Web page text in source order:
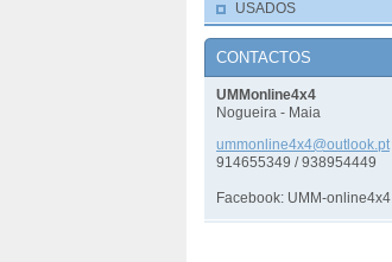
USADOS
CONTACTOS
UMMonline4x4
Nogueira - Maia
ummonline4x4@out look.pt
914655349 / 938954449
Facebook: UMM-online4x4